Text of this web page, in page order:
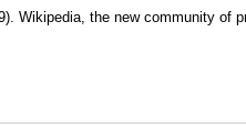
Wikipedia, the new community of